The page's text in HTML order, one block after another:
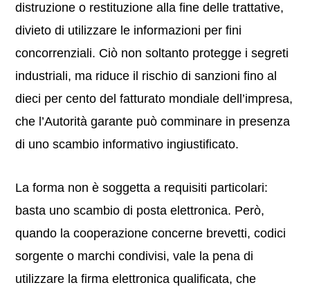
distruzione o restituzione alla fine delle trattative,
divieto di utilizzare le informazioni per fini
concorrenziali. Ciò non soltanto protegge i segreti
industriali, ma riduce il rischio di sanzioni fino al
dieci per cento del fatturato mondiale dell’impresa,
che l’Autorità garante può comminare in presenza
di uno scambio informativo ingiustificato.
La forma non è soggetta a requisiti particolari:
basta uno scambio di posta elettronica. Però,
quando la cooperazione concerne brevetti, codici
sorgente o marchi condivisi, vale la pena di
utilizzare la firma elettronica qualificata, che